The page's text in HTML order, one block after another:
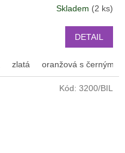
Skladem (2 ks)
DETAIL
zlatá oranžová s černým
Kód: 3200/BIL